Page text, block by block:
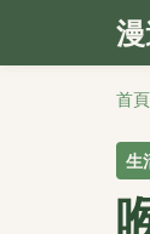
首頁
生